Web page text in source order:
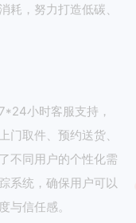
耗，努力打造低碳、
小时客服支持，
门取件、预约送货、
不同用户的个性化需
系统，确保用户可以
与信任感。